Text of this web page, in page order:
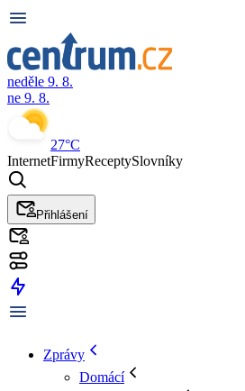
neděle 9. 8.
ne 9. 8.
27°C
InternetFirmyReceptySlovníky
Přihlášení
Zprávy
Domácí